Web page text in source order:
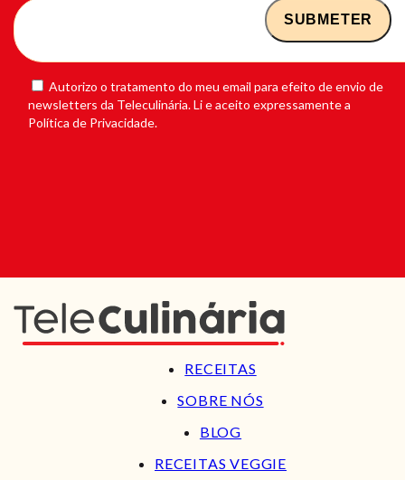
Autorizo o tratamento do meu email para efeito de envio de
newsletters da Teleculinária. Li e aceito expressamente a
Política de Privacidade.
RECEITAS
SOBRE NÓS
BLOG
RECEITAS VEGGIE